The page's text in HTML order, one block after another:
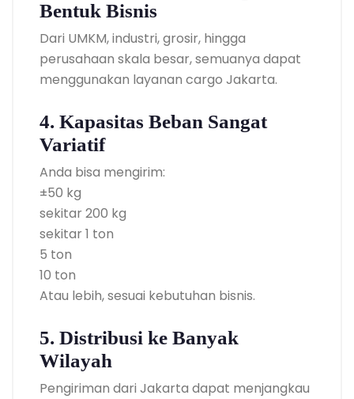
Bentuk Bisnis
Dari UMKM, industri, grosir, hingga
perusahaan skala besar, semuanya dapat
menggunakan layanan cargo Jakarta.
4. Kapasitas Beban Sangat
Variatif
Anda bisa mengirim:
±50 kg
sekitar 200 kg
sekitar 1 ton
5 ton
10 ton
Atau lebih, sesuai kebutuhan bisnis.
5. Distribusi ke Banyak
Wilayah
Pengiriman dari Jakarta dapat menjangkau